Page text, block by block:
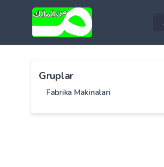
Gruplar
Fabrika Makinalari